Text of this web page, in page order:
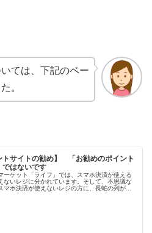
ては、下記のペー
。
トサイトの勧め】 「お勧めのポイント
ではないです
ーケット「ライフ」では、スマホ決済が使える
ないレジに分かれています。そして、不思議な
マホ決済が使えないレジの方に、長蛇の列が出